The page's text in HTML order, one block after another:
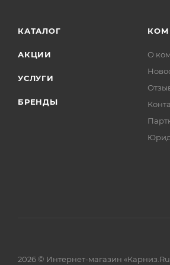
КАТАЛОГ
АКЦИИ
УСЛУГИ
БРЕНДЫ
О
2026 © Интернет-магазин